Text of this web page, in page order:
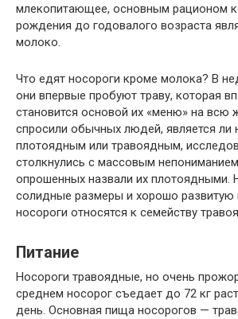
млекопитающее, основным рационом
рождения до годовалого возраста
молоко.
Что едят носороги кроме молока? В
они впервые пробуют траву, которая
становится основой их «меню» на всю
спросили обычных людей, является ли
плотоядным или травоядным,
столкнулись с массовым
опрошенных назвали их плотоядными.
солидные размеры и хорошо развитую
носороги относятся к семейству
Питание
Носороги травоядные, но очень
среднем носорог съедает до 72 кг
день. Основная пища носорогов —